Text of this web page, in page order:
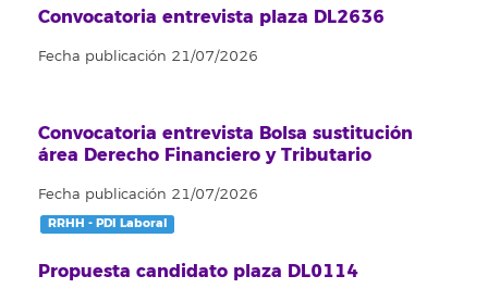
Convocatoria entrevista plaza DL2636
Fecha publicación 21/07/2026
Convocatoria entrevista Bolsa sustitución
área Derecho Financiero y Tributario
Fecha publicación 21/07/2026
RRHH - PDI Laboral
Propuesta candidato plaza DL0114